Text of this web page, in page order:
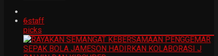
6staff
picks